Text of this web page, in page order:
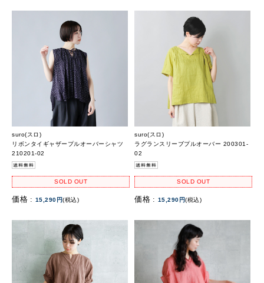
suro(スロ)
リボンタイギャザープルオーバーシャツ
210201-02
SOLD OUT
価格 : 15,290円(税込)
suro(スロ)
ラグランスリーブプルオーバー 200301-
02
SOLD OUT
価格 : 15,290円(税込)